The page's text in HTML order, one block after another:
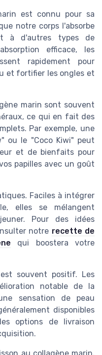
est connu pour sa
notre corps l'absorbe
à d'autres types de
efficace, les
rapidement pour
et fortifier les ongles et
marin sont souvent
ce qui en fait des
Par exemple, une
ou le "Coco Kiwi" peut
et de bienfaits pour
papilles avec un goût
Faciles à intégrer
elles se mélangent
Pour des idées
notre recette de
qui boostera votre
souvent positif. Les
notable de la
sensation de peau
disponibles
options de livraison
au collagène marin,